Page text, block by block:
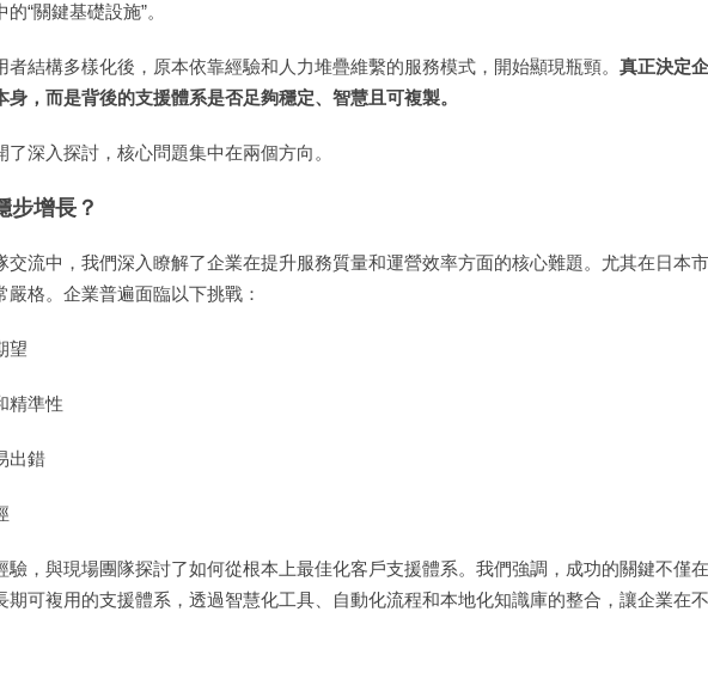
“關鍵基礎設施”。
結構多樣化後，原本依靠經驗和人力堆疊維繫的服務模式，開始顯現瓶頸。 真正決定企
，而是背後的支援體系是否足夠穩定、智慧且可複製。
深入探討，核心問題集中在兩個方向。
步增長？
流中，我們深入瞭解了企業在提升服務質量和運營效率方面的核心難題。尤其在日本市
格。企業普遍面臨以下挑戰：
望
精準性
出錯
，與現場團隊探討了如何從根本上最佳化客戶支援體系。我們強調，成功的關鍵不僅在
可複用的支援體系，透過智慧化工具、自動化流程和本地化知識庫的整合，讓企業在不